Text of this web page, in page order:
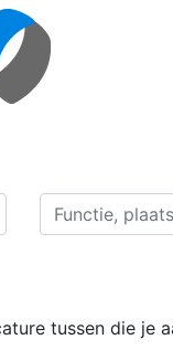
tussen die je